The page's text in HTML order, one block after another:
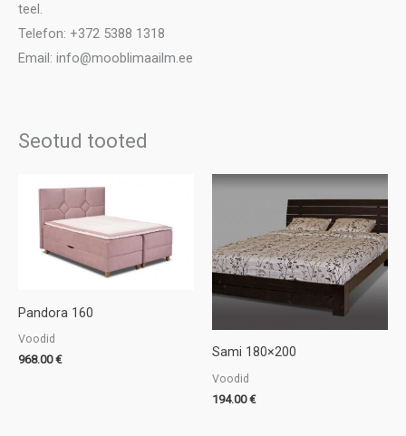
teel.
Telefon: +372 5388 1318
Email: info@mooblimaailm.ee
Seotud tooted
Pandora 160
Voodid
968.00€ Sami 180×200
Voodid
194.00€